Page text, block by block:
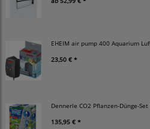
EHEIM air pump 400 Aquarium
23,50 € *
Dennerle CO2 Pflanzen-Dünge-
135,95 € *